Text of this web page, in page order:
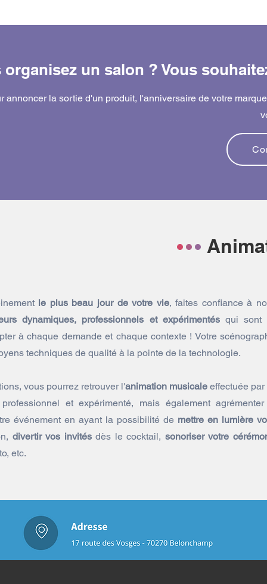
organisez un salon ? Vous
annoncer la sortie d'un produit, l'anniversaire de votre
le plus beau jour de votre vie, faites confiance à
dynamiques, professionnels et expérimentésqui sont
à chaque demande et chaque contexte ! Votre
techniques de qualité à la pointe de la technologie.
vous pourrez retrouver l'animation musicale effectuée par
et expérimenté, mais également
événement en ayant la possibilité de mettre en lumière
divertir vos invitésdès le cocktail, sonoriser votre
etc.